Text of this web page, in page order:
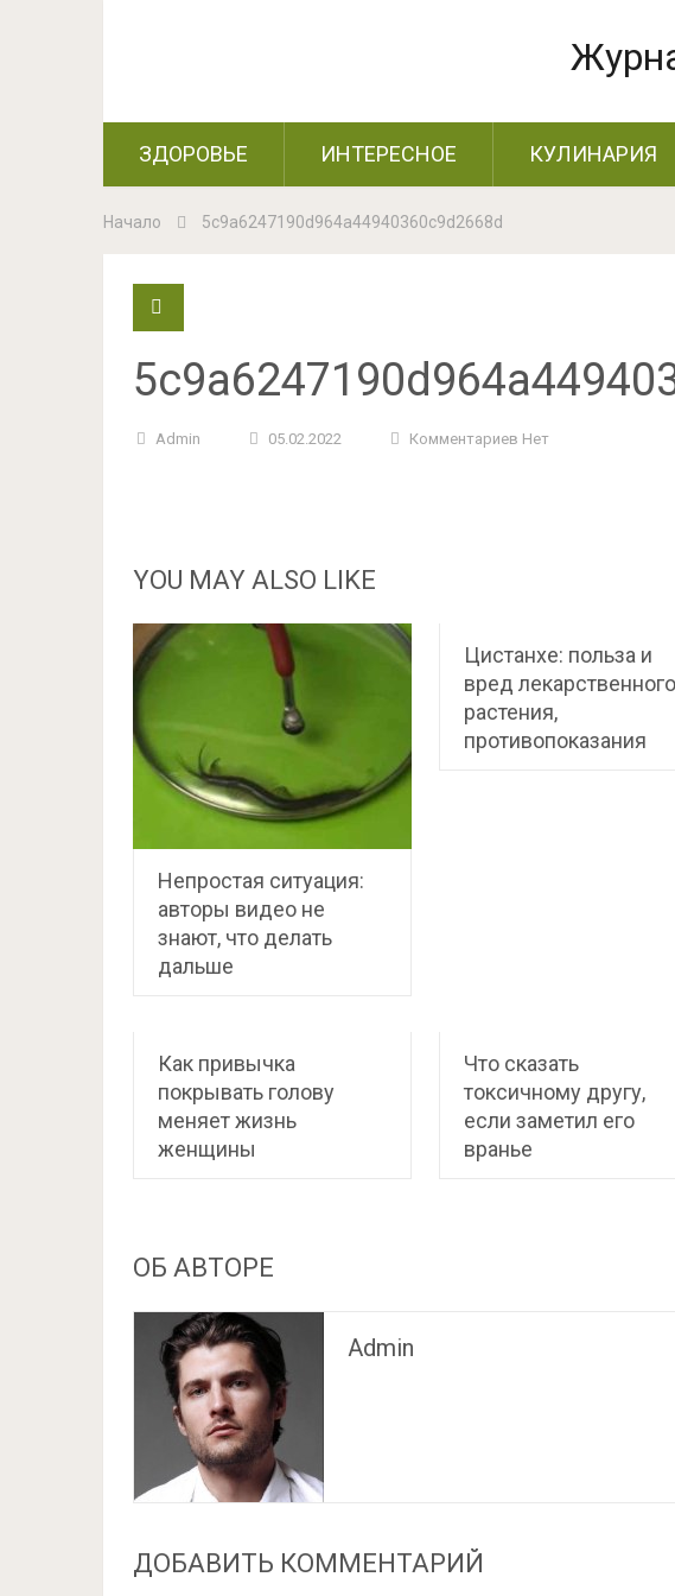
ЗДОРОВЬЕ ИНТЕРЕСНОЕ КУЛИНАРИЯ
Начало 5c9a6247190d964a44940360c9d2668d
Admin 05.02.2022 Комментариев Нет
YOU MAY ALSO LIKE
Непростая ситуация:
авторы видео не
знают, что делать
дальше
Цистанхе: польза и
вред лекарственного
растения,
противопоказания
Как привычка
покрывать голову
меняет жизнь
женщины
Что сказать
токсичному другу,
если заметил его
вранье
ОБ АВТОРЕ
Admin
ДОБАВИТЬ КОММЕНТАРИЙ